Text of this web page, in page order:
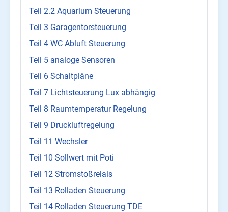
Teil 2.2 Aquarium Steuerung
Teil 3 Garagentorsteuerung
Teil 4 WC Abluft Steuerung
Teil 5 analoge Sensoren
Teil 6 Schaltpläne
Teil 7 Lichtsteuerung Lux abhängig
Teil 8 Raumtemperatur Regelung
Teil 9 Druckluftregelung
Teil 11 Wechsler
Teil 10 Sollwert mit Poti
Teil 12 Stromstoßrelais
Teil 13 Rolladen Steuerung
Teil 14 Rolladen Steuerung TDE